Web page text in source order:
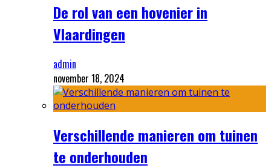
De rol van een hovenier in
Vlaardingen
admin
november 18, 2024
Verschillende manieren om tuinen
te onderhouden